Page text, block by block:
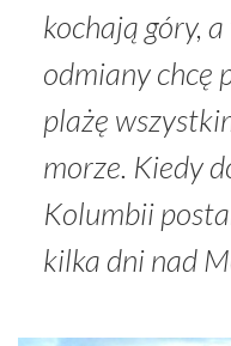
kochają góry,
odmiany chcę
plażę
morze. Kiedy
Kolumbii
kilka dni nad